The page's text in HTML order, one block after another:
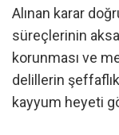
Alınan karar
süreçlerinin
korunması ve
delillerin
kayyum heyeti